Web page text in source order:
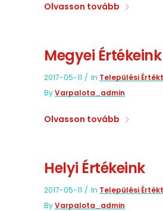
Olvasson tovább
Megyei Értékeink
2017-05-11 In Települési
ByVarpalota_admin
Olvasson tovább
Helyi Értékeink
2017-05-11 In Települési
ByVarpalota_admin